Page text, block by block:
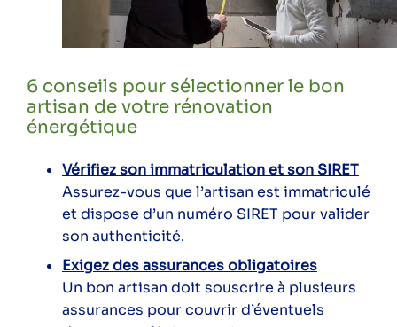
6 conseils pour sélectionner le bon
artisan de votre rénovation
énergétique
Vérifiez son immatriculation et son SIRET
Assurez-vous que l’artisan est immatriculé
et dispose d’un numéro SIRET pour valider
son authenticité.
Exigez des assurances obligatoires
Un bon artisan doit souscrire à plusieurs
assurances pour couvrir d’éventuels